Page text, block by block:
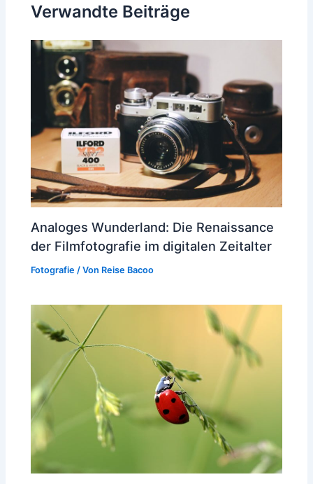
Verwandte Beiträge
Analoges Wunderland: Die Renaissance
der Filmfotografie im digitalen Zeitalter
Fotografie / Von Reise Bacoo